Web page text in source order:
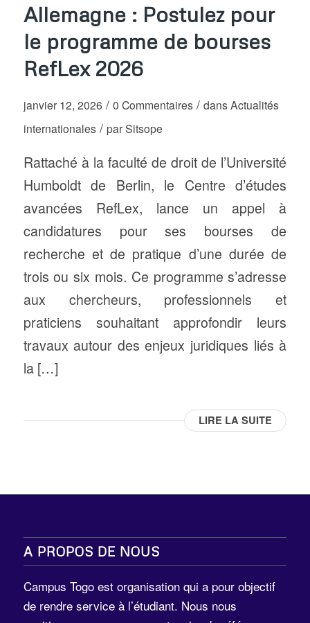
Allemagne : Postulez pour
le programme de bourses
RefLex 2026
janvier 12, 2026 / 0 Commentaires / dansActualités
internationales / parSitsope
Rattaché à la faculté de droit de l’Université
Humboldt de Berlin, le Centre d’études
avancées RefLex, lance un appel à
candidatures pour ses bourses de
recherche et de pratique d’une durée de
trois ou six mois. Ce programme s’adresse
aux chercheurs, professionnels et
praticiens souhaitant approfondir leurs
travaux autour des enjeux juridiques liés à
la […]
LIRE LA SUITE
A PROPOS DE NOUS
Campus Togo est organisation qui a pour objectif
de rendre service à l’étudiant. Nous nous